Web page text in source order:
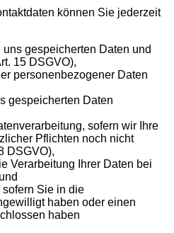
können Sie jederzeit
gespeicherten Daten und
15 DSGVO),
personenbezogener Daten
gespeicherten Daten
sofern wir Ihre
Pflichten noch nicht
DSGVO),
Verarbeitung Ihrer Daten bei
sofern Sie in die
haben oder einen
haben